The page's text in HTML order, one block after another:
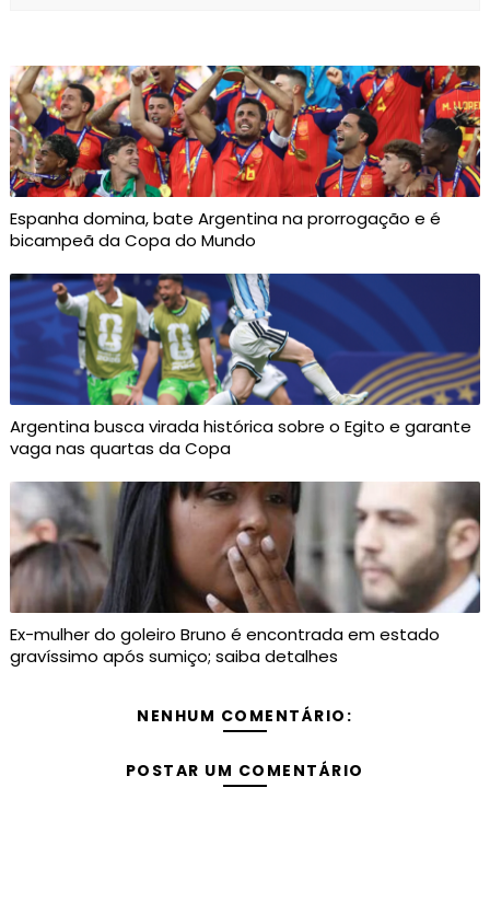
Espanha domina, bate Argentina na prorrogação e é
bicampeã da Copa do Mundo
Argentina busca virada histórica sobre o Egito e garante
vaga nas quartas da Copa
Ex-mulher do goleiro Bruno é encontrada em estado
gravíssimo após sumiço; saiba detalhes
NENHUM COMENTÁRIO:
POSTAR UM COMENTÁRIO